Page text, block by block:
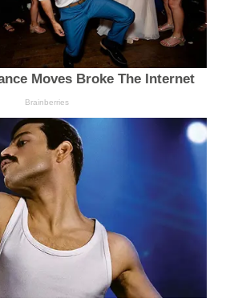
Moves Broke The Internet
Brainberries